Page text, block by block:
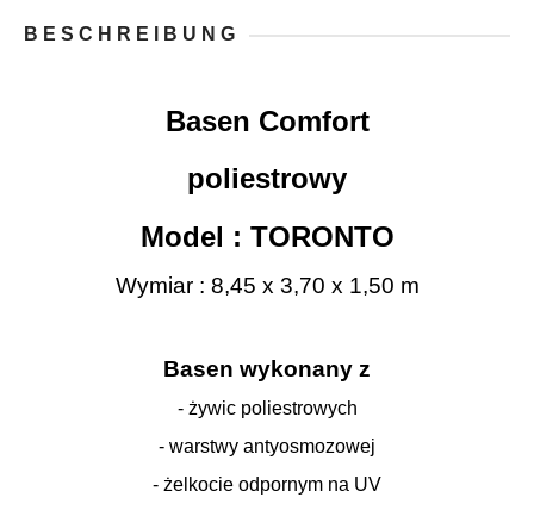
BESCHREIBUNG
Basen Comfort
poliestrowy
Model : TORONTO
Wymiar : 8,45 x 3,70 x 1,50 m
Basen wykonany z
- żywic poliestrowych
- warstwy antyosmozowej
- żelkocie odpornym na UV